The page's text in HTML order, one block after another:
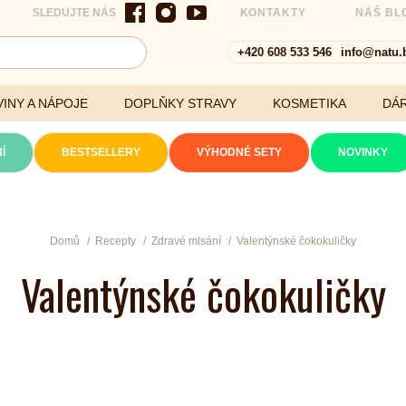
SLEDUJTE NÁS KONTAKTY NÁŠ
+420 608 533 546
A NÁPOJE DOPLŇKY STRAVY KOSMETIKA
BESTSELLERY VÝHODNÉ SETY NOVINKY
Domů Recepty Zdravé mlsání Valentýnské čokokuličky
Valentýnské čokokuličky